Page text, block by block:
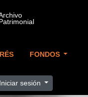
FONDOS
Iniciar sesión